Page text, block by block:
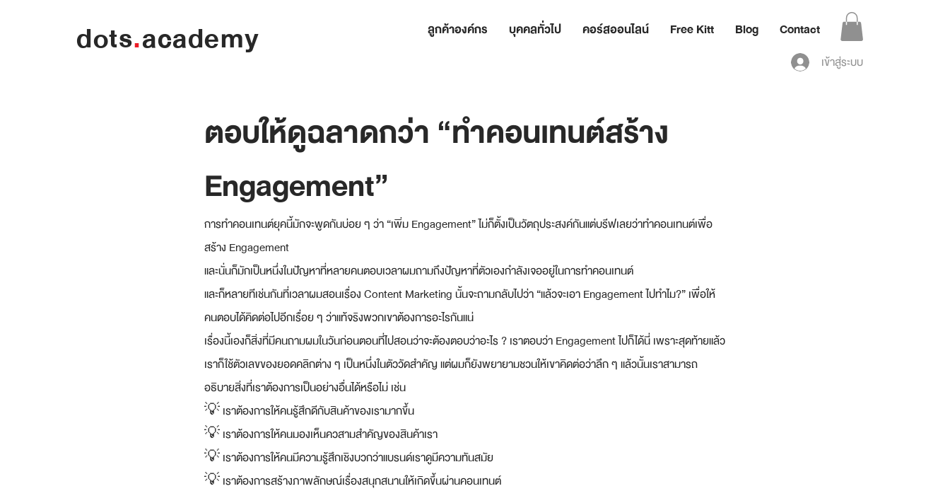
dots.academy ลูกค้าองค์กร บุคคลทั่วไป คอร์สออนไลน์ Free Kitt Blog Contact
เข้าสู่ระบบ
ตอบให้ดูฉลาดกว่า “ทำคอนเทนต์สร้าง
Engagement”
การทำคอนเทนต์ยุคนี้มักจะพูดกันบ่อย ๆ ว่า “เพิ่ม Engagement” ไม่ก็ตั้งเป็นวัตถุประสงค์กันแต่บรีฟเลยว่าทำคอนเทนต์เพื่อ
สร้าง Engagement
และนั่นก็มักเป็นหนึ่งในปัญหาที่หลายคนตอบเวลาผมถามถึงปัญหาที่ตัวเองกำลังเจออยู่ในการทำคอนเทนต์
และก็หลายทีเช่นกันที่เวลาผมสอนเรื่อง Content Marketing นั้นจะถามกลับไปว่า “แล้วจะเอา Engagement ไปทำไม?” เพื่อให้
คนตอบได้คิดต่อไปอีกเรื่อย ๆ ว่าแท้จริงพวกเขาต้องการอะไรกันแน่
เรื่องนี้เองก็สิ่งที่มีคนถามผมในวันก่อนตอนที่ไปสอนว่าจะต้องตอบว่าอะไร ? เราตอบว่า Engagement ไปก็ได้นี่ เพราะสุดท้ายแล้ว
เราก็ใช้ตัวเลขของยอดคลิกต่าง ๆ เป็นหนึ่งในตัววัดสำคัญ แต่ผมก็ยังพยายามชวนให้เขาคิดต่อว่าลึก ๆ แล้วนั้นเราสามารถ
อธิบายสิ่งที่เราต้องการเป็นอย่างอื่นได้หรือไม่ เช่น
💡 เราต้องการให้คนรู้สึกดีกับสินค้าของเรามากขึ้น
💡 เราต้องการให้คนมองเห็นควสามสำคัญของสินค้าเรา
💡 เราต้องการให้คนมีความรู้สึกเชิงบวกว่าแบรนด์เราดูมีความทันสมัย
💡 เราต้องการสร้างภาพลักษณ์เรื่องสนุกสนานให้เกิดขึ้นผ่านคอนเทนต์